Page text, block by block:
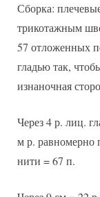
Сборка:
трикотажным
57 отложенных
гладью так,
изнаночная
Через 4 р. лиц.
м р. равномерно
нити = 67 п.